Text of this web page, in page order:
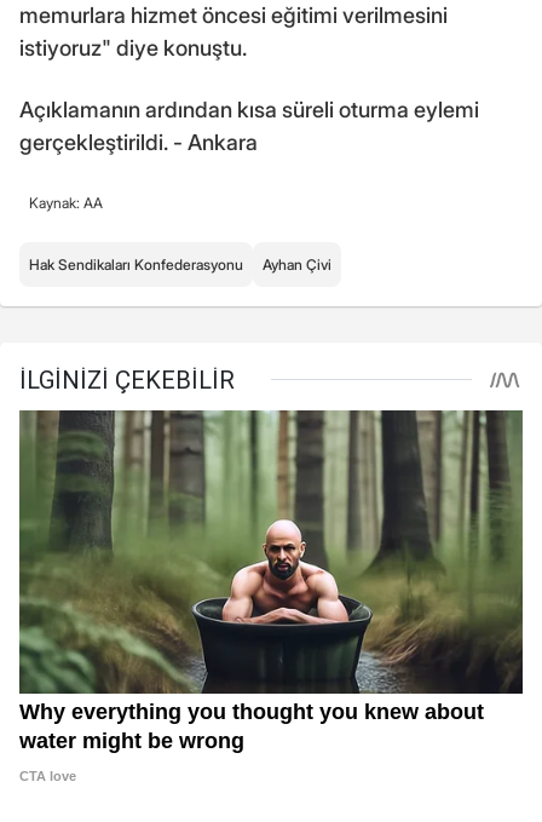
memurlara hizmet öncesi eğitimi verilmesini
istiyoruz" diye konuştu.
Açıklamanın ardından kısa süreli oturma eylemi
gerçekleştirildi. - Ankara
Kaynak: AA
Hak Sendikaları Konfederasyonu Ayhan Çivi